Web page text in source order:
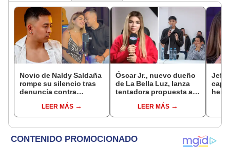
Novio de Naldy Saldaña
rompe su silencio tras
denuncia contra
Luz: "Tiene todo mi
apoyo"
LEER MÁS
Óscar Jr., nuevo dueño
de La Bella Luz, lanza
tentadora propuesta a
denuncia por
tocamientos: “Va a
LEER MÁS